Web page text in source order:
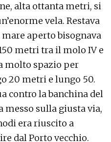
alta ottanta metri, si
vela. Restava
aperto bisognava
metri tra il molo IV e
molto spazio per
20 metri e lungo 50.
contro la banchina del
messo sulla giusta via,
era riuscito a
dal Porto vecchio.